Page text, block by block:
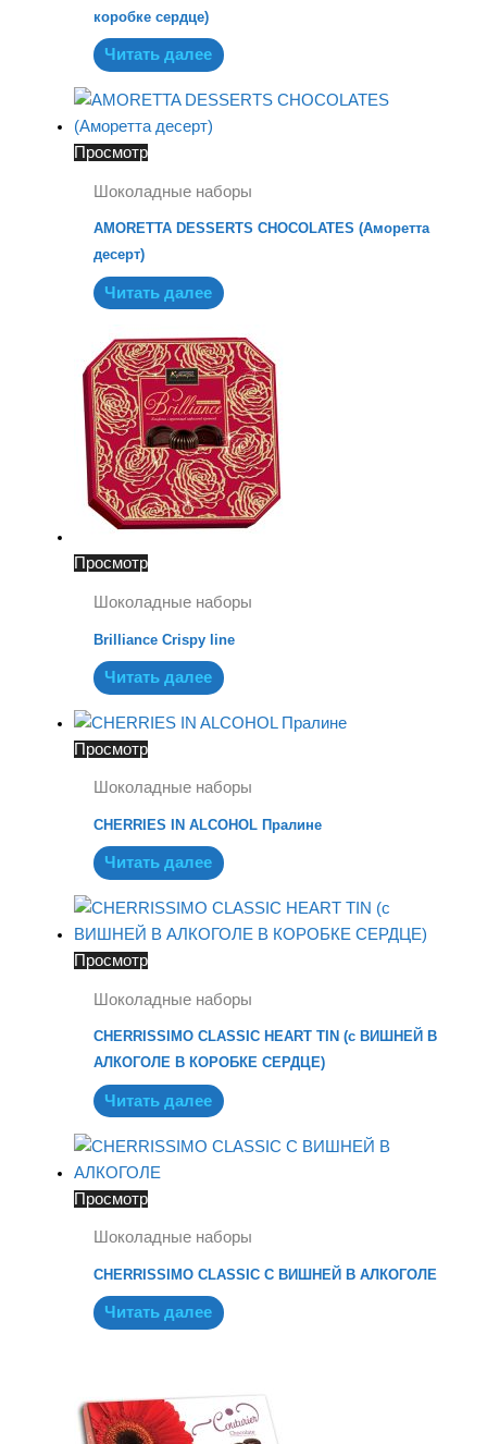
коробке сердце)
Читать далее
Просмотр
Шоколадные наборы
AMORETTA DESSERTS CHOCOLATES (Аморетта
десерт)
Читать далее
Просмотр
Шоколадные наборы
Brilliance Crispy line
Читать далее
Просмотр
Шоколадные наборы
CHERRIES IN ALCOHOL Пралине
Читать далее
Просмотр
Шоколадные наборы
CHERRISSIMO CLASSIC HEART TIN (с ВИШНЕЙ В
АЛКОГОЛЕ В КОРОБКЕ СЕРДЦЕ)
Читать далее
Просмотр
Шоколадные наборы
CHERRISSIMO CLASSIC С ВИШНЕЙ В АЛКОГОЛЕ
Читать далее